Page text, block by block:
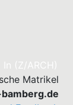
In (Z/ARCH)
Matrikel